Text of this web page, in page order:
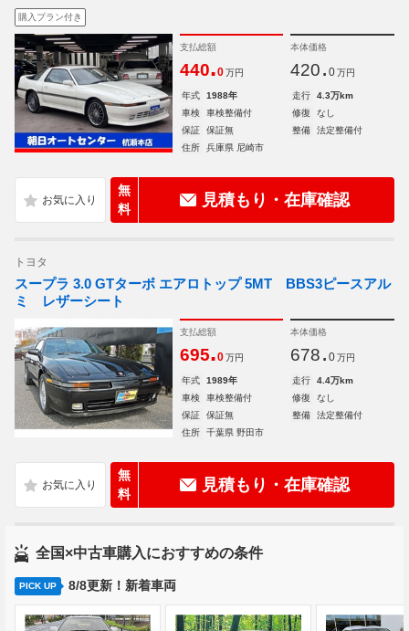
購入プラン付き
支払総額
440.0 万円
本体価格
420. 0 万円
年式 1988年 走行
4.3万km
車検
車検整備付 修復
なし
保証
保証無 整備
法定整備付
住所
兵庫県 尼崎市
無
料
見積もり・在庫確認
トヨタ
スープラ 3.0 GTターボ エアロトップ 5MT BBS3ピースアル
ミ レザーシート
支払総額
695.0 万円
本体価格
678. 0 万円
年式 1989年 走行
4.4万km
車検
車検整備付 修復
なし
保証
保証無 整備
法定整備付
住所
千葉県 野田市
無
料
見積もり・在庫確認
全国×中古車購入におすすめの条件
PICK UP 8/8更新！新着車両